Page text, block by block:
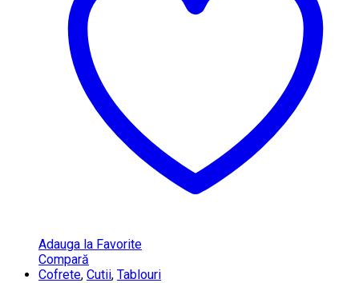
Adauga la Favorite
Compară
Cofrete, Cutii, Tablouri